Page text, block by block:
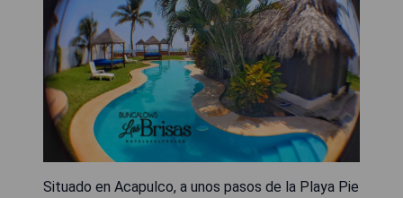
Situado en Acapulco, a unos pasos de la Playa Pie